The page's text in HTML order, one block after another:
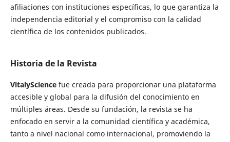
afiliaciones con instituciones específicas, lo que garantiza la
independencia editorial y el compromiso con la calidad
científica de los contenidos publicados.
Historia de la Revista
VitalySciencefue creada para proporcionar una plataforma
accesible y global para la difusión del conocimiento en
múltiples áreas. Desde su fundación, la revista se ha
enfocado en servir a la comunidad científica y académica,
tanto a nivel nacional como internacional, promoviendo la